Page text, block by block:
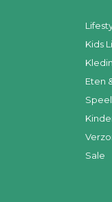
Kids
Eten
Sale